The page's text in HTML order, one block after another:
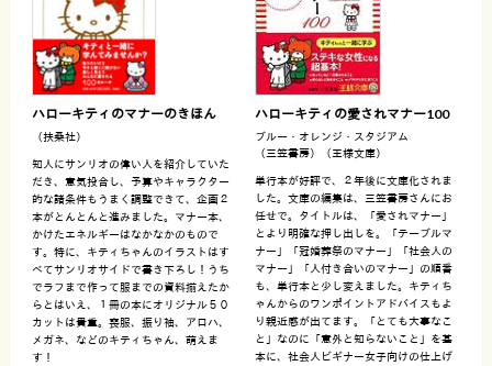
ハローキティのマナーのきほん
（扶桑社）
知人にサンリオの偉い人を紹介していた
だき、意気投合し、予算やキャラクター
的な諸条件もうまく調整できて、企画２
本がとんとんと進みました。マナー本、
かけたエネルギーはなかなかのもので
す。特に、キティちゃんのイラストはす
べてサンリオサイドで書き下ろし！うち
でラフまで作って服までの資料揃えたか
らとはいえ、１冊の本にオリジナル５０
カットは貴重。喪服、振り袖、アロハ、
メガネ、などのキティちゃん、萌えま
す！
ハローキティの愛されマナー100
ブルー・オレンジ・スタジアム
（三笠書房）（王様文庫）
単行本が好評で、２年後に文庫化されま
した。文庫の編集は、三笠書房さんにお
任せで。タイトルは、「愛されマナー」
とより明確な押し出しを。「テーブルマ
ナー」「冠婚葬祭のマナー」「社会人の
マナー」「人付き合いのマナー」の順番
も、単行本と少し変えました。キティち
ゃんからのワンポイントアドバイスもよ
り親近感が出てます。「とても大事なこ
と」なのに「意外と知らないこと」を基
本に、社会人ビギナー女子向けの仕上げ